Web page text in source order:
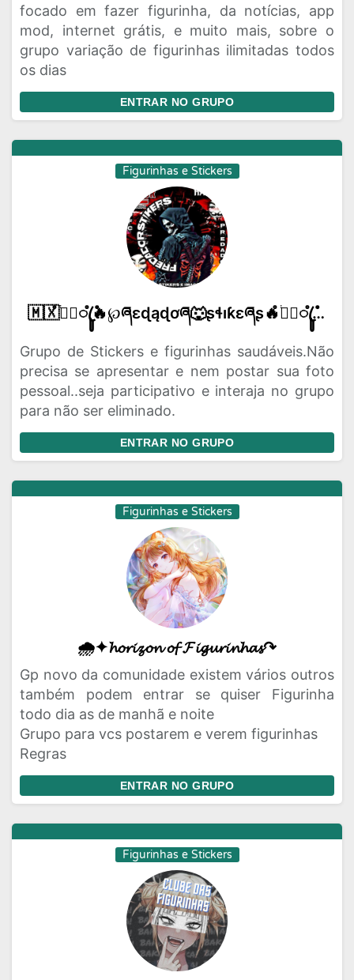
focado em fazer figurinha, da notícias, app
mod, internet grátis, e muito mais, sobre o
grupo variação de figurinhas ilimitadas todos
os dias
ENTRAR NO GRUPO
Figurinhas e Stickers
🇲🇽ໍ〫֔݁ꦿꦸໍ݊🔥℘ཞɛɖąɖơཞ🐺ʂɬıƙɛཞʂ🔥ໍ〫֔݁ꦿꦸໍ݊🇨🇷
Grupo de Stickers e figurinhas saudáveis.Não
precisa se apresentar e nem postar sua foto
pessoal..seja participativo e interaja no grupo
para não ser eliminado.
ENTRAR NO GRUPO
Figurinhas e Stickers
🌧️✦𝓱𝓸𝓻𝓲𝔃𝓸𝓷 𝓸𝓯 𝓕𝓲𝓰𝓾𝓻𝓲𝓷𝓱𝓪𝓼↷
Gp novo da comunidade existem vários outros
também podem entrar se quiser Figurinha
todo dia as de manhã e noite
Grupo para vcs postarem e verem figurinhas
Regras
ENTRAR NO GRUPO
Figurinhas e Stickers